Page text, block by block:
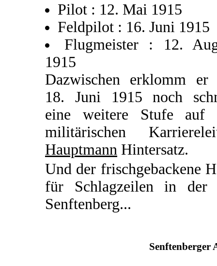
Pilot : 12. Mai 1915
Feldpilot : 16. Juni 1915
Flugmeister : 12.
1915
Dazwischen erklomm er
18. Juni 1915 noch
eine weitere Stufe auf
militärischen
Hauptmann Hintersatz.
Und der frischgebackene
für Schlagzeilen in der
Senftenberg...
Senftenberger